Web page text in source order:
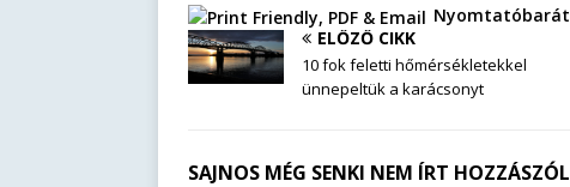
ELŐZŐ CIKK
10 fok feletti hőmérsékletekkel
ünnepeltük a karácsonyt
SAJNOS MÉG SENKI NEM ÍRT